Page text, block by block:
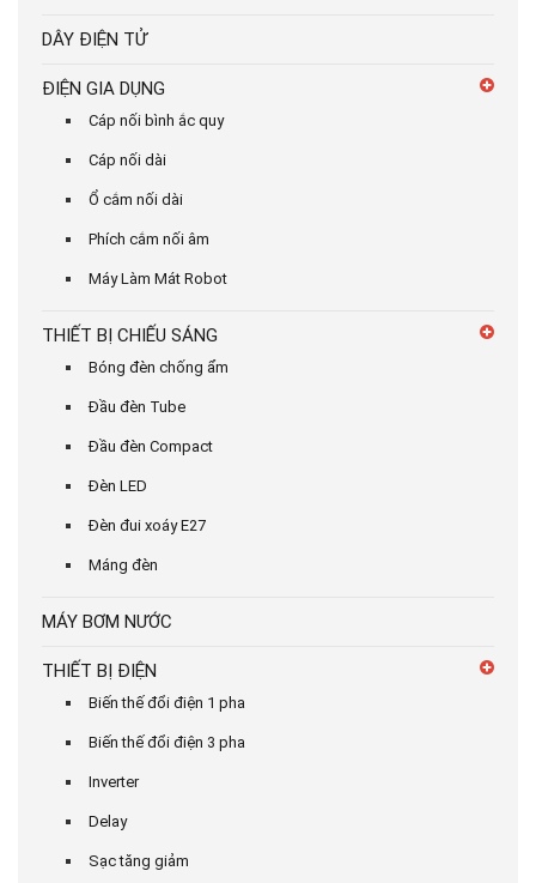
DÂY ĐIỆN TỬ
ĐIỆN GIA DỤNG
Cáp nối bình ắc quy
Cáp nối dài
Ổ cắm nối dài
Phích cắm nối âm
Máy Làm Mát Robot
THIẾT BỊ CHIẾU SÁNG
Bóng đèn chống ẩm
Đầu đèn Tube
Đầu đèn Compact
Đèn LED
Đèn đui xoáy E27
Máng đèn
MÁY BƠM NƯỚC
THIẾT BỊ ĐIỆN
Biến thế đổi điện 1 pha
Biến thế đổi điện 3 pha
Inverter
Delay
Sạc tăng giảm